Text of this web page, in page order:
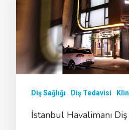
Diş Sağlığı Diş Tedavisi
İstanbul Havalimanı